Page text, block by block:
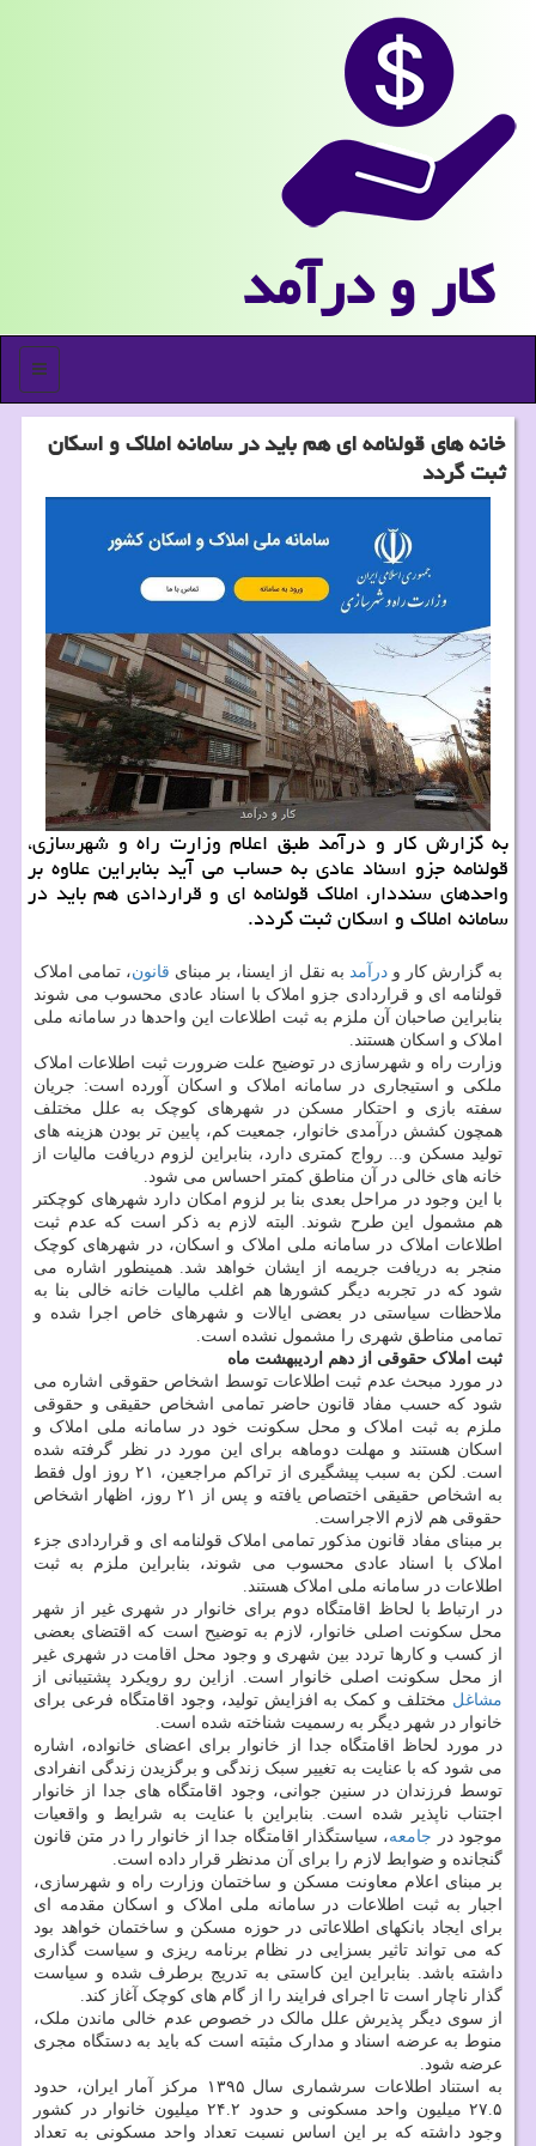
كار و درآمد
منو
خانه های قولنامه ای هم باید در سامانه املاك و اسكان
ثبت گردد
به گزارش کار و درآمد طبق اعلام وزارت راه و شهرسازی،
قولنامه جزو اسناد عادی به حساب می آید بنابراین علاوه بر
واحدهای سنددار، املاک قولنامه ای و قراردادی هم باید در
سامانه املاک و اسکان ثبت گردد.
به گزارش کار ودرآمد به نقل از ایسنا، بر مبنای قانون، تمامی املاک
قولنامه ای و قراردادی جزو املاک با اسناد عادی محسوب می شوند
بنابراین صاحبان آن ملزم به ثبت اطلاعات این واحدها در سامانه ملی
املاک و اسکان هستند.
وزارت راه و شهرسازی در توضیح علت ضرورت ثبت اطلاعات املاک
ملکی و استیجاری در سامانه املاک و اسکان آورده است: جریان
سفته بازی و احتکار مسکن در شهرهای کوچک به علل مختلف
همچون کشش درآمدی خانوار، جمعیت کم، پایین تر بودن هزینه های
تولید مسکن و... رواج کمتری دارد، بنابراین لزوم دریافت مالیات از
خانه های خالی در آن مناطق کمتر احساس می شود.
با این وجود در مراحل بعدی بنا بر لزوم امکان دارد شهرهای کوچکتر
هم مشمول این طرح شوند. البته لازم به ذکر است که عدم ثبت
اطلاعات املاک در سامانه ملی املاک و اسکان، در شهرهای کوچک
منجر به دریافت جریمه از ایشان خواهد شد. همینطور اشاره می
شود که در تجربه دیگر کشورها هم اغلب مالیات خانه خالی بنا به
ملاحظات سیاستی در بعضی ایالات و شهرهای خاص اجرا شده و
تمامی مناطق شهری را مشمول نشده است.
ثبت
املاک حقوقی از دهم اردیبهشت ماه
در مورد مبحث عدم ثبت اطلاعات توسط اشخاص حقوقی اشاره می
شود که حسب مفاد قانون حاضر تمامی اشخاص حقیقی و حقوقی
ملزم به ثبت املاک و محل سکونت خود در سامانه ملی املاک و
اسکان هستند و مهلت دوماهه برای این مورد در نظر گرفته شده
است. لکن به سبب پیشگیری از تراکم مراجعین، ۲۱ روز اول فقط
به اشخاص حقیقی اختصاص یافته و پس از ۲۱ روز، اظهار اشخاص
حقوقی هم لازم الاجراست.
بر مبنای مفاد قانون مذکور تمامی املاک قولنامه ای و قراردادی جزء
املاک با اسناد عادی محسوب می شوند، بنابراین ملزم به ثبت
اطلاعات در سامانه ملی املاک هستند.
در ارتباط با لحاظ اقامتگاه دوم برای خانوار در شهری غیر از شهر
محل سکونت اصلی خانوار، لازم به توضیح است که اقتضای بعضی
از کسب و کارها تردد بین شهری و وجود محل اقامت در شهری غیر
از محل سکونت اصلی خانوار است. ازاین رو رویکرد پشتیبانی از
مشاغل مختلف و کمک به افزایش تولید، وجود اقامتگاه فرعی برای
خانوار در شهر دیگر به رسمیت شناخته شده است.
در مورد لحاظ اقامتگاه جدا از خانوار برای اعضای خانواده، اشاره
می شود که با عنایت به تغییر سبک زندگی و برگزیدن زندگی انفرادی
توسط فرزندان در سنین جوانی، وجود اقامتگاه های جدا از خانوار
اجتناب ناپذیر شده است. بنابراین با عنایت به شرایط و واقعیات
موجود در جامعه، سیاستگذار اقامتگاه جدا از خانوار را در متن قانون
گنجانده و ضوابط لازم را برای آن مدنظر قرار داده است.
بر مبنای اعلام معاونت مسکن و ساختمان وزارت راه و شهرسازی،
اجبار به ثبت اطلاعات در سامانه ملی املاک و اسکان مقدمه ای
برای ایجاد بانکهای اطلاعاتی در حوزه مسکن و ساختمان خواهد بود
که می تواند تاثیر بسزایی در نظام برنامه ریزی و سیاست گذاری
داشته باشد. بنابراین این کاستی به تدریج برطرف شده و سیاست
گذار ناچار است تا اجرای فرایند را از گام های کوچک آغاز کند.
از سوی دیگر پذیرش علل مالک در خصوص عدم خالی ماندن ملک،
منوط به عرضه اسناد و مدارک مثبته است که باید به دستگاه مجری
عرضه شود.
به استناد اطلاعات سرشماری سال ۱۳۹۵ مرکز آمار ایران، حدود
۲۷.۵ میلیون واحد مسکونی و حدود ۲۴.۲ میلیون خانوار در کشور
وجود داشته که بر این اساس نسبت تعداد واحد مسکونی به تعداد